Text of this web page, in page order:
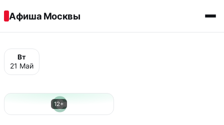
Афиша Москвы
Вт
21 Май
С
12+